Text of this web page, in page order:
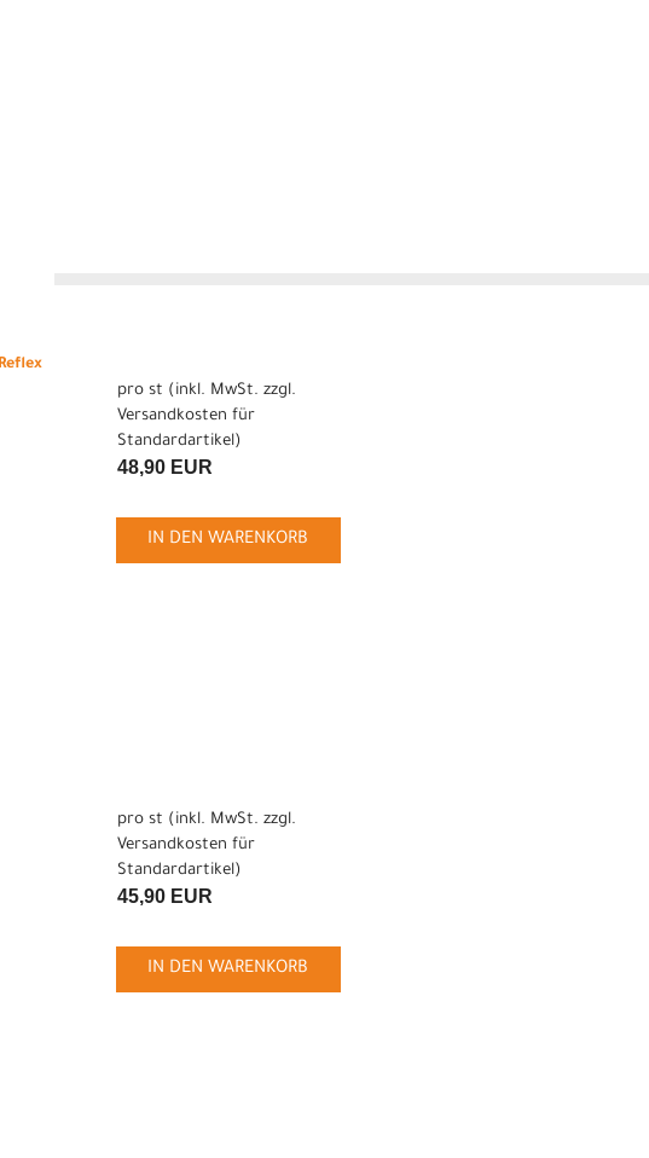
pro st (inkl. MwSt. zzgl.
Versandkosten für
Standardartikel)
48,90 EUR
IN DEN WARENKORB
pro st (inkl. MwSt. zzgl.
Versandkosten für
Standardartikel)
45,90 EUR
IN DEN WARENKORB